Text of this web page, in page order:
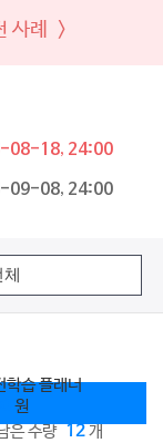
사례 >
08-18, 24:00
09-08, 24:00
습 플래너
원
은 수량 12개